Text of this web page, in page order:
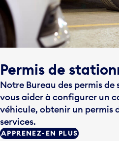
Permis de
Notre Bureau des permis
vous aider à configurer un
véhicule, obtenir un permis
services.
APPRENEZ-EN PLUS